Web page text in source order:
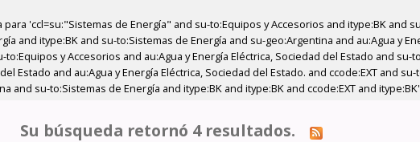
'ccl=su:"Sistemas de Energía" and su-to:Equipos y Accesorios and itype:BK and
and itype:BK and su-to:Sistemas de Energía and su-geo:Argentina and au:Agua y
to:Equipos y Accesorios and au:Agua y Energía Eléctrica, Sociedad del Estado and
Estado and au:Agua y Energía Eléctrica, Sociedad del Estado. and ccode:EXT and
and su-to:Sistemas de Energía and itype:BK and itype:BK and ccode:EXT and itype:BK'
Su búsqueda retornó 4 resultados.